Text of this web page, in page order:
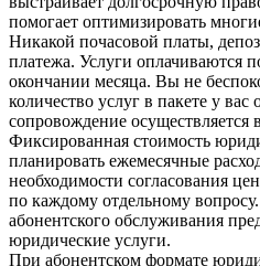
помогает оптимизировать
Никакой почасовой платы,
платежа. Услуги оплачиваются
окончании месяца. Вы не
количество услуг в пакете у вас
сопровождение
Фиксированная стоимость
планировать ежемесячные
необходимости согласования
по каждому отдельному
абонентского обслуживания
юридические услуги.
При абонентском формате